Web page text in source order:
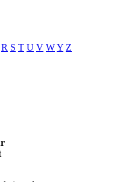
R S T U V WY Z